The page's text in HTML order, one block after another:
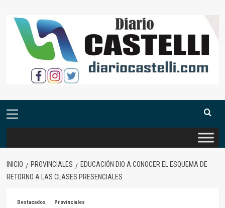
contenido
Menú
INICIO PROVINCIALES
EDUCACIÓN DIO A CONOCER EL ESQUEMA DE
RETORNO A LAS CLASES PRESENCIALES
Destacados Provinciales